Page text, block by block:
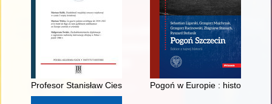
Profesor Stanisław Ciesielski (1954-2020)Pogoń w Europie : historia